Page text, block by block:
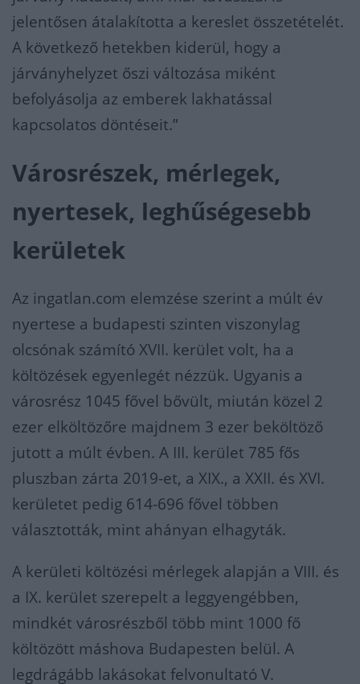
jelentősen átalakította a kereslet összetételét.
A következő hetekben kiderül, hogy a
járványhelyzet őszi változása miként
befolyásolja az emberek lakhatással
kapcsolatos döntéseit.”
Városrészek, mérlegek,
nyertesek, leghűségesebb
kerületek
Az ingatlan.com elemzése szerint a múlt év
nyertese a budapesti szinten viszonylag
olcsónak számító XVII. kerület volt, ha a
költözések egyenlegét nézzük. Ugyanis a
városrész 1045 fővel bővült, miután közel 2
ezer elköltözőre majdnem 3 ezer beköltöző
jutott a múlt évben. A III. kerület 785 fős
pluszban zárta 2019-et, a XIX., a XXII. és XVI.
kerületet pedig 614-696 fővel többen
választották, mint ahányan elhagyták.
A kerületi költözési mérlegek alapján a VIII. és
a IX. kerület szerepelt a leggyengébben,
mindkét városrészből több mint 1000 fő
költözött máshova Budapesten belül. A
legdrágább lakásokat felvonultató V.